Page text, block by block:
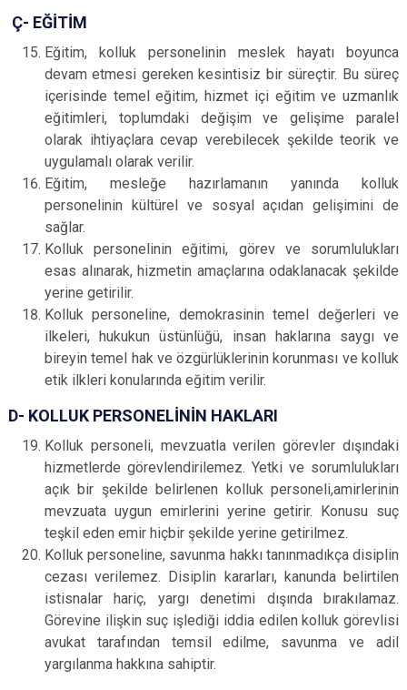
Ç- EĞİTİM
Eğitim, kolluk personelinin meslek hayatı boyunca
devam etmesi gereken kesintisiz bir süreçtir. Bu süreç
içerisinde temel eğitim, hizmet içi eğitim ve uzmanlık
eğitimleri, toplumdaki değişim ve gelişime paralel
olarak ihtiyaçlara cevap verebilecek şekilde teorik ve
uygulamalı olarak verilir.
Eğitim, mesleğe hazırlamanın yanında kolluk
personelinin kültürel ve sosyal açıdan gelişimini de
sağlar.
Kolluk personelinin eğitimi, görev ve sorumlulukları
esas alınarak, hizmetin amaçlarına odaklanacak şekilde
yerine getirilir.
Kolluk personeline, demokrasinin temel değerleri ve
ilkeleri, hukukun üstünlüğü, insan haklarına saygı ve
bireyin temel hak ve özgürlüklerinin korunması ve kolluk
etik ilkleri konularında eğitim verilir.
D- KOLLUK PERSONELİNİN HAKLARI
Kolluk personeli, mevzuatla verilen görevler dışındaki
hizmetlerde görevlendirilemez. Yetki ve sorumlulukları
açık bir şekilde belirlenen kolluk personeli,amirlerinin
mevzuata uygun emirlerini yerine getirir. Konusu suç
teşkil eden emir hiçbir şekilde yerine getirilmez.
Kolluk personeline, savunma hakkı tanınmadıkça disiplin
cezası verilemez. Disiplin kararları, kanunda belirtilen
istisnalar hariç, yargı denetimi dışında bırakılamaz.
Görevine ilişkin suç işlediği iddia edilen kolluk görevlisi
avukat tarafından temsil edilme, savunma ve adil
yargılanma hakkına sahiptir.